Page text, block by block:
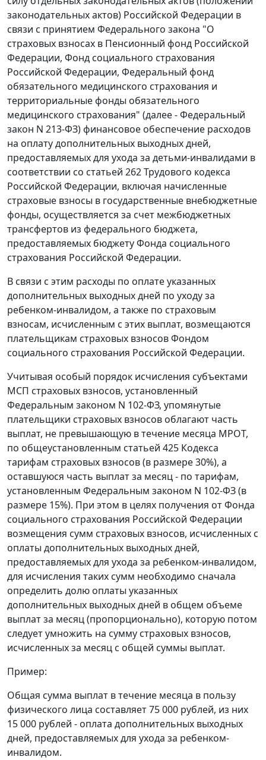
законодательных актов) Российской Федерации в
связи с принятием Федерального закона "О
страховых взносах в Пенсионный фонд Российской
Федерации, Фонд социального страхования
Российской Федерации, Федеральный фонд
обязательного медицинского страхования и
территориальные фонды обязательного
медицинского страхования" (далее - Федеральный
закон N 213-ФЗ) финансовое обеспечение расходов
на оплату дополнительных выходных дней,
предоставляемых для ухода за детьми-инвалидами в
соответствии со статьей 262 Трудового кодекса
Российской Федерации, включая начисленные
страховые взносы в государственные внебюджетные
фонды, осуществляется за счет межбюджетных
трансфертов из федерального бюджета,
предоставляемых бюджету Фонда социального
страхования Российской Федерации.
В связи с этим расходы по оплате указанных
дополнительных выходных дней по уходу за
ребенком-инвалидом, а также по страховым
взносам, исчисленным с этих выплат, возмещаются
плательщикам страховых взносов Фондом
социального страхования Российской Федерации.
Учитывая особый порядок исчисления субъектами
МСП страховых взносов, установленный
Федеральным законом N 102-ФЗ, упомянутые
плательщики страховых взносов облагают часть
выплат, не превышающую в течение месяца МРОТ,
по общеустановленным статьей 425 Кодекса
тарифам страховых взносов (в размере 30%), а
оставшуюся часть выплат за месяц - по тарифам,
установленным Федеральным законом N 102-ФЗ (в
размере 15%). При этом в целях получения от Фонда
социального страхования Российской Федерации
возмещения сумм страховых взносов, исчисленных с
оплаты дополнительных выходных дней,
предоставляемых для ухода за ребенком-инвалидом,
для исчисления таких сумм необходимо сначала
определить долю оплаты указанных
дополнительных выходных дней в общем объеме
выплат за месяц (пропорционально), которую потом
следует умножить на сумму страховых взносов,
исчисленных за месяц с общей суммы выплат.
Пример:
Общая сумма выплат в течение месяца в пользу
физического лица составляет 75 000 рублей, из них
15 000 рублей - оплата дополнительных выходных
дней, предоставляемых для ухода за ребенком-
инвалидом.